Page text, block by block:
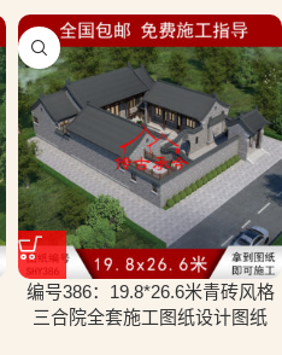
编号386：19.8*26.6米青砖风格
三合院全套施工图纸设计图纸